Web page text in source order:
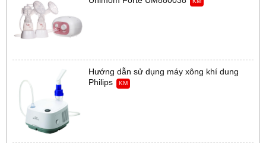
Hướng dẫn sử dụng máy xông khí dung
Philips
KM